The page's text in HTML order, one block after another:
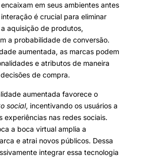
em seus ambientes antes
é crucial para eliminar
aquisição de produtos,
a probabilidade de conversão.
aumentada, as marcas podem
e atributos de maneira
de compra.
aumentada favorece o
social, incentivando os usuários a
experiências nas redes sociais.
a boca virtual amplia a
e atrai novos públicos. Dessa
integrar essa tecnologia